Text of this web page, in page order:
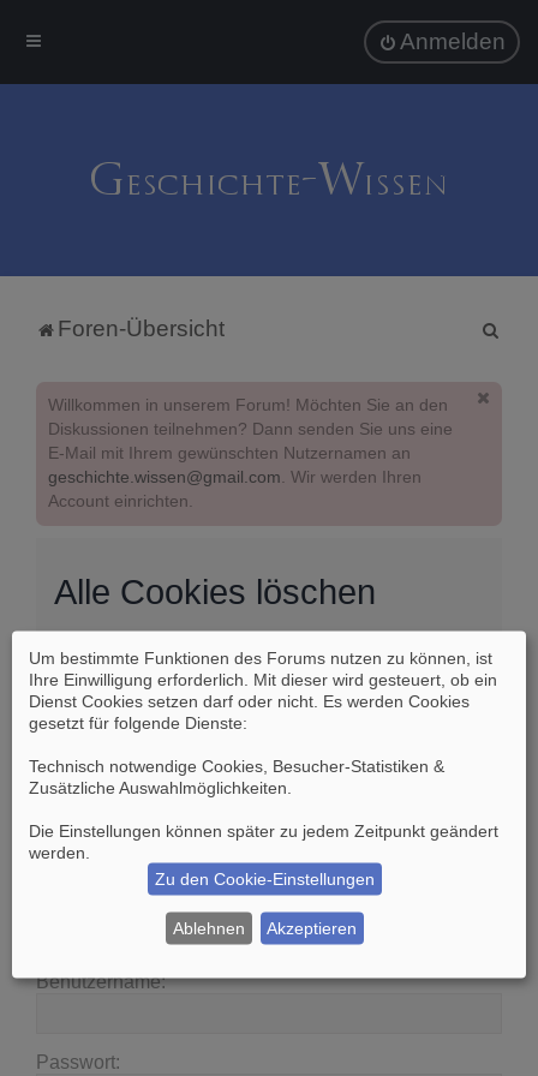
Anmelden
Foren-Übersicht
Willkommen in unserem Forum! Möchten Sie an den
Diskussionen teilnehmen? Dann senden Sie uns eine
E-Mail mit Ihrem gewünschten Nutzernamen an
geschichte.wissen@gmail.com. Wir werden Ihren
Account einrichten.
Alle Cookies löschen
Sind Sie sich sicher, dass Sie alle Cookies des
Boards löschen möchten?
SucheErweiterte Suche
Benutzername:
Passwort:
Um bestimmte Funktionen des Forums nutzen zu können, ist
Ihre Einwilligung erforderlich. Mit dieser wird gesteuert, ob ein
Dienst Cookies setzen darf oder nicht. Es werden Cookies
gesetzt für folgende Dienste:
Technisch notwendige Cookies, Besucher-Statistiken &
Zusätzliche Auswahlmöglichkeiten
Die Einstellungen können später zu jedem Zeitpunkt geändert
werden.
Zu den Cookie-Einstellungen
Ablehnen Akzeptieren